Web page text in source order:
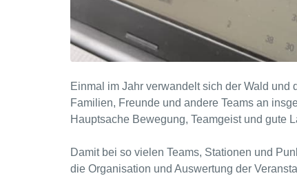
Einmal im Jahr verwandelt sich der Wald
Familien, Freunde und andere Teams an
Hauptsache Bewegung, Teamgeist und gute
Damit bei so vielen Teams, Stationen und
die Organisation und Auswertung der